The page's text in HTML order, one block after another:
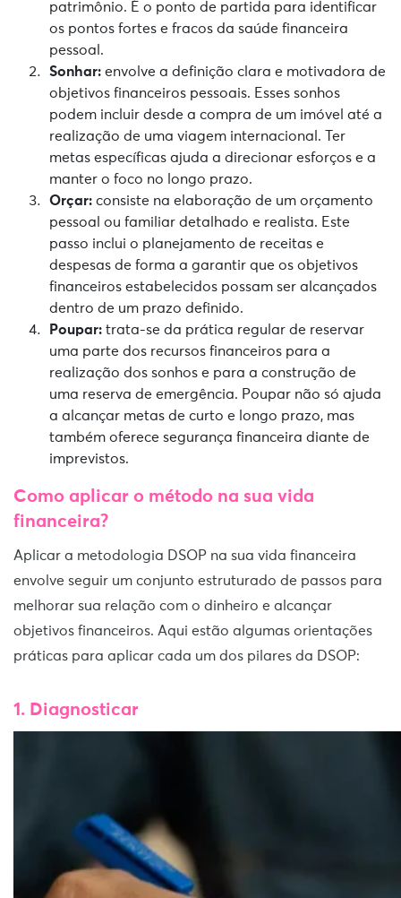
patrimônio. É o ponto de partida para identificar
os pontos fortes e fracos da saúde financeira
pessoal.
Sonhar: envolve a definição clara e motivadora de
objetivos financeiros pessoais. Esses sonhos
podem incluir desde a compra de um imóvel até a
realização de uma viagem internacional. Ter
metas específicas ajuda a direcionar esforços e a
manter o foco no longo prazo.
Orçar: consiste na elaboração de um orçamento
pessoal ou familiar detalhado e realista. Este
passo inclui o planejamento de receitas e
despesas de forma a garantir que os objetivos
financeiros estabelecidos possam ser alcançados
dentro de um prazo definido.
Poupar: trata-se da prática regular de reservar
uma parte dos recursos financeiros para a
realização dos sonhos e para a construção de
uma reserva de emergência. Poupar não só ajuda
a alcançar metas de curto e longo prazo, mas
também oferece segurança financeira diante de
imprevistos.
Como aplicar o método na sua vida
financeira?
Aplicar a metodologia DSOP na sua vida financeira
envolve seguir um conjunto estruturado de passos para
melhorar sua relação com o dinheiro e alcançar
objetivos financeiros. Aqui estão algumas orientações
práticas para aplicar cada um dos pilares da DSOP:
1. Diagnosticar